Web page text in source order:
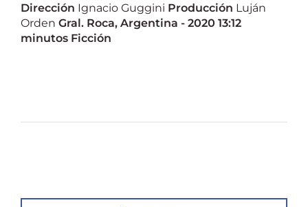
Dirección Ignacio Guggini Producción Luján
Orden Gral. Roca, Argentina - 2020 13:12
minutos Ficción